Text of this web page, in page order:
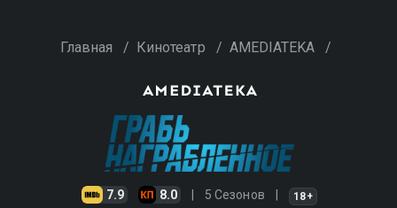
Главная / Кинотеатр / AMEDIATEKA /
7.9 8.0 5 Сезонов 18+